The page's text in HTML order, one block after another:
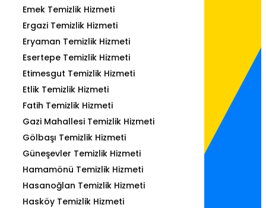
Emek Temizlik Hizmeti
Ergazi Temizlik Hizmeti
Eryaman Temizlik Hizmeti
Esertepe Temizlik Hizmeti
Etimesgut Temizlik Hizmeti
Etlik Temizlik Hizmeti
Fatih Temizlik Hizmeti
Gazi Mahallesi Temizlik Hizmeti
Gölbaşı Temizlik Hizmeti
Güneşevler Temizlik Hizmeti
Hamamönü Temizlik Hizmeti
Hasanoğlan Temizlik Hizmeti
Hasköy Temizlik Hizmeti